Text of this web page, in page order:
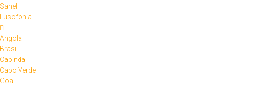
Sahel
Lusofonia
Angola
Brasil
Cabinda
Cabo Verde
Goa